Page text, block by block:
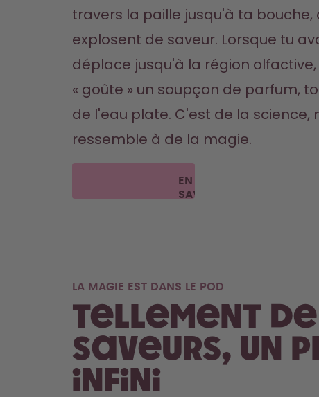
travers la paille jusqu'à ta bouche,
explosent de saveur. Lorsque tu
déplace jusqu'à la région
« goûte » un soupçon de parfum,
de l'eau plate. C'est de la science,
ressemble à de la magie.
EN
SAVOIR
LA MAGIE EST DANS LE POD
Tellement de
saveurs, un
infini